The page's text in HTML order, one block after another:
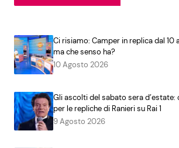
Ci risiamo: Camper in replica dal 10
ma che senso ha?
10 Agosto 2026
Gli ascolti del sabato sera d’estate:
per le repliche di Ranieri su Rai 1
9 Agosto 2026